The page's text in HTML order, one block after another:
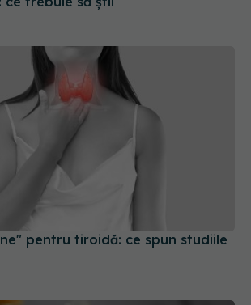
pentru tiroidă: ce spun studiile